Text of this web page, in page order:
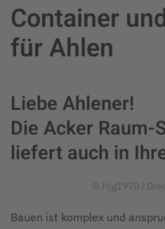
Container
für Ahlen
Liebe Ahlener!
Die Acker Raum-
liefert auch in
© Hjg1970 /
Bauen ist komplex und